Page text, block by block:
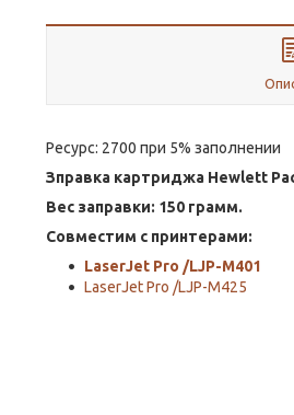
Ресурс: 2700 при 5% заполнении
Зправка картриджа Hewlett
Вес заправки: 150 грамм.
Совместим с принтерами:
LaserJet Pro /LJP-M401
LaserJet Pro /LJP-M425